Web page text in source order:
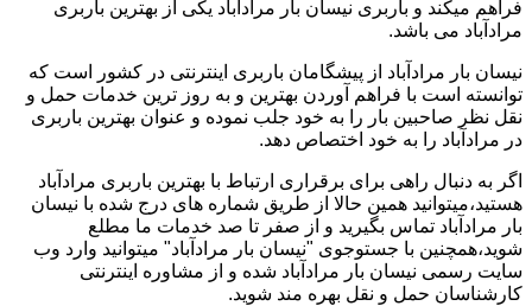
فراهم میکند و باربری نیسان بار مرادآباد یکی از بهترین باربری
مرادآباد می باشد.
نیسان بار مرادآباد از پیشگامان باربری اینترنتی در کشور است که
توانسته است با فراهم آوردن بهترین و به روز ترین خدمات حمل و
نقل نظر صاحبین بار را به خود جلب نموده و عنوان بهترین باربری
در مرادآباد را به خود اختصاص دهد.
اگر به دنبال راهی برای برقراری ارتباط با بهترین باربری مرادآباد
هستید،میتوانید همین حالا از طریق شماره های درج شده با نیسان
بار مرادآباد تماس بگیرید و از صفر تا صد خدمات ما مطلع
شوید،همچنین با جستوجوی "نیسان بار مرادآباد" میتوانید وارد وب
سایت رسمی نیسان بار مرادآباد شده و از مشاوره اینترنتی
کارشناسان حمل و نقل بهره مند شوید.